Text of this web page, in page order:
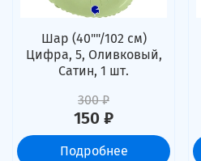
Шар (40""/102 см)
Цифра, 5, Оливковый,
Сатин, 1 шт.
300 ₽
150 ₽
Подробнее